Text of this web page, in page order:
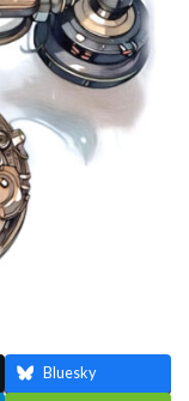
Bluesky